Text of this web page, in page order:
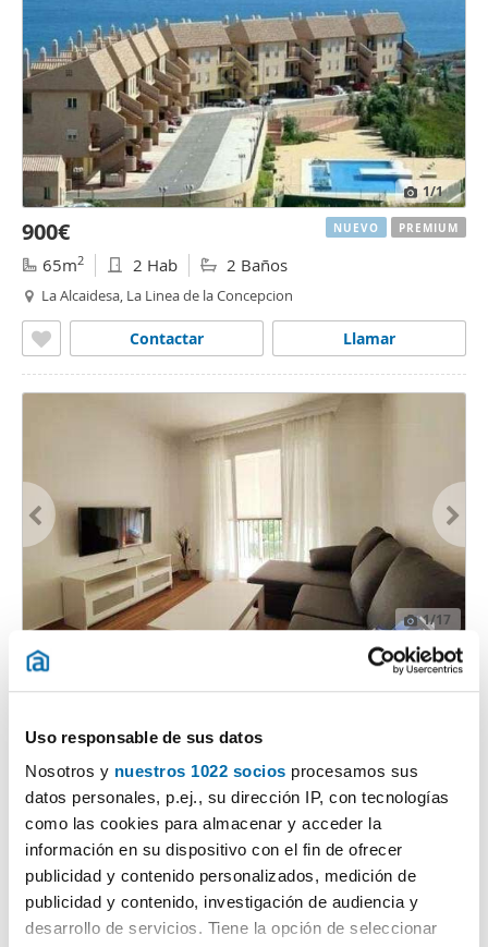
Uso responsable de sus datos
Nosotros y nuestros 1022 socios procesamos sus
datos personales, p.ej., su dirección IP, con tecnologías
como las cookies para almacenar y acceder la
información en su dispositivo con el fin de ofrecer
publicidad y contenido personalizados, medición de
publicidad y contenido, investigación de audiencia y
desarrollo de servicios. Tiene la opción de seleccionar
1/1
900€
65m2 2 Hab 2 Baños
La Alcaidesa, La Linea de la Concepcion
Llamar
Contactar
NUEVO PREMIUM
1/17
480€
85m2 3 Hab 1 Baño
Llamar
Contactar
PREMIUM